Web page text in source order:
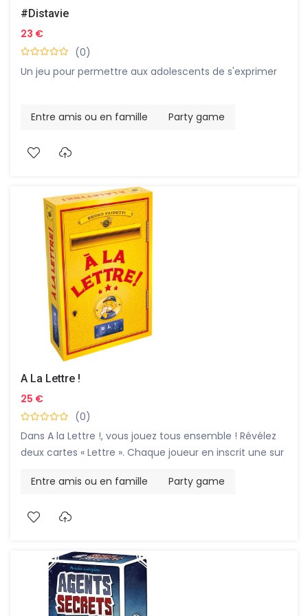
#Distavie
23 €
(0)
Un jeu pour permettre aux adolescents de s'exprimer
Entre amis ou en famille Party game
A La Lettre !
25 €
(0)
Dans A la Lettre !, vous jouez tous ensemble ! Révélez
deux cartes « Lettre ». Chaque joueur en inscrit une sur
Entre amis ou en famille
Party game